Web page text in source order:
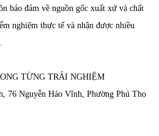
bảo đảm về nguồn gốc xuất xứ và chất
nghiệm thực tế và nhận được nhiều
TỪNG TRẢI NGHIỆM
76 Nguyễn Háo Vĩnh, Phường Phú Thọ